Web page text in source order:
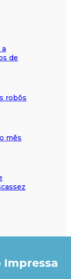
de
robôs
mês
Impressa